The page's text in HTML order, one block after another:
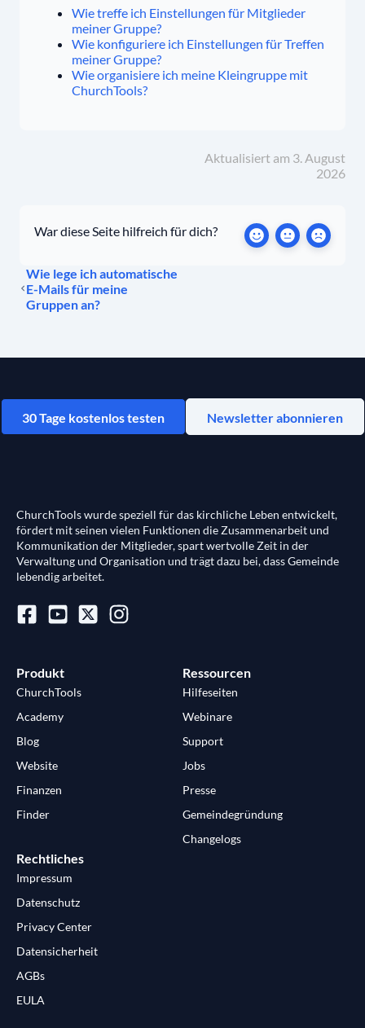
Wie treffe ich Einstellungen für Mitglieder
meiner Gruppe?
Wie konfiguriere ich Einstellungen für Treffen
meiner Gruppe?
Wie organisiere ich meine Kleingruppe mit
ChurchTools?
Aktualisiert am 3. August
2026
War diese Seite hilfreich für dich?
Wie lege ich automatische
E-Mails für meine
Gruppen an?
30 Tage kostenlos testen Newsletter abonnieren
ChurchTools wurde speziell für das kirchliche Leben entwickelt,
fördert mit seinen vielen Funktionen die Zusammenarbeit und
Kommunikation der Mitglieder, spart wertvolle Zeit in der
Verwaltung und Organisation und trägt dazu bei, dass Gemeinde
lebendig arbeitet.
Produkt
ChurchTools
Academy
Blog
Website
Finanzen
Finder
Ressourcen
Hilfeseiten
Webinare
Support
Jobs
Presse
Gemeindegründung
Changelogs
Rechtliches
Impressum
Datenschutz
Privacy Center
Datensicherheit
AGBs
EULA